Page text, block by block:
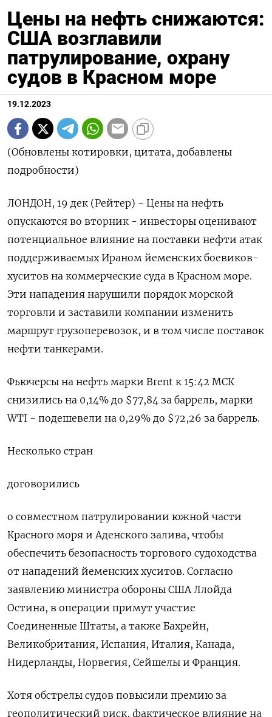
Цены на нефть снижаются:
США возглавили
патрулирование, охрану
судов в Красном море
19.12.2023
(Обновлены котировки, цитата, добавлены
подробности)
ЛОНДОН, 19 дек (Рейтер) - Цены на нефть
опускаются во вторник - инвесторы оценивают
потенциальное влияние на поставки нефти атак
поддерживаемых Ираном йеменских боевиков-
хуситов на коммерческие суда в Красном море.
Эти нападения нарушили порядок морской
торговли и заставили компании изменить
маршрут грузоперевозок, и в том числе поставок
нефти танкерами.
Фьючерсы на нефть марки Brent к 15:42 МСК
снизились на 0,14% до $77,84 за баррель, марки
WTI - подешевели на 0,29% до $72,26 за баррель.
Несколько стран
договорились
о совместном патрулировании южной части
Красного моря и Аденского залива, чтобы
обеспечить безопасность торгового судоходства
от нападений йеменских хуситов. Согласно
заявлению министра обороны США Ллойда
Остина, в операции примут участие
Соединенные Штаты, а также Бахрейн,
Великобритания, Испания, Италия, Канада,
Нидерланды, Норвегия, Сейшелы и Франция.
Хотя обстрелы судов повысили премию за
геополитический риск, фактическое влияние на